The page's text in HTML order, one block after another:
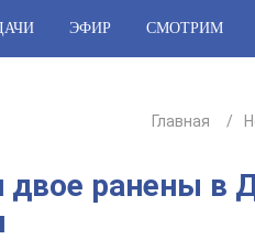
ЭФИР СМОТРИМ
Главная
двое ранены в